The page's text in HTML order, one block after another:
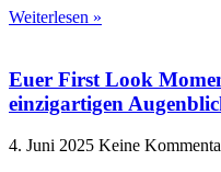
Weiterlesen »
Euer First Look
einzigartigen
4. Juni 2025 Keine